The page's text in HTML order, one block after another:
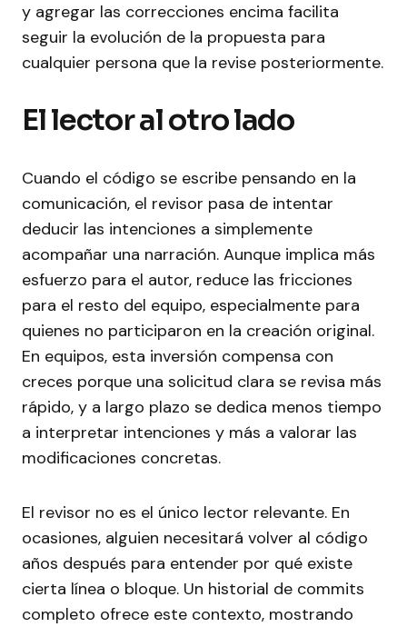
y agregar las correcciones encima facilita
seguir la evolución de la propuesta para
cualquier persona que la revise posteriormente.
El lector al otro lado
Cuando el código se escribe pensando en la
comunicación, el revisor pasa de intentar
deducir las intenciones a simplemente
acompañar una narración. Aunque implica más
esfuerzo para el autor, reduce las fricciones
para el resto del equipo, especialmente para
quienes no participaron en la creación original.
En equipos, esta inversión compensa con
creces porque una solicitud clara se revisa más
rápido, y a largo plazo se dedica menos tiempo
a interpretar intenciones y más a valorar las
modificaciones concretas.
El revisor no es el único lector relevante. En
ocasiones, alguien necesitará volver al código
años después para entender por qué existe
cierta línea o bloque. Un historial de commits
completo ofrece este contexto, mostrando